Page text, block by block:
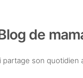
de
son